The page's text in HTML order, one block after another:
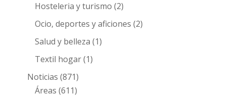
Hosteleria y turismo (2)
Ocio, deportes y aficiones (2)
Salud y belleza (1)
Textil hogar(1)
Noticias (871)
Áreas (611)